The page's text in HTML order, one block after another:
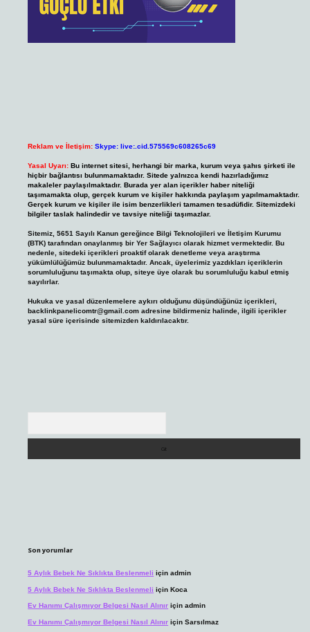
Reklam ve İletişim: Skype: live:.cid.575569c608265c69
Yasal Uyarı: Bu internet sitesi, herhangi bir marka, kurum veya şahıs şirketi ile
hiçbir bağlantısı bulunmamaktadır. Sitede yalnızca kendi hazırladığımız
makaleler paylaşılmaktadır. Burada yer alan içerikler haber niteliği
taşımamakta olup, gerçek kurum ve kişiler hakkında paylaşım yapılmamaktadır.
Gerçek kurum ve kişiler ile isim benzerlikleri tamamen tesadüfidir. Sitemizdeki
bilgiler taslak halindedir ve tavsiye niteliği taşımazlar.
Sitemiz, 5651 Sayılı Kanun gereğince Bilgi Teknolojileri ve İletişim Kurumu
(BTK) tarafından onaylanmış bir Yer Sağlayıcı olarak hizmet vermektedir. Bu
nedenle, sitedeki içerikleri proaktif olarak denetleme veya araştırma
yükümlülüğümüz bulunmamaktadır. Ancak, üyelerimiz yazdıkları içeriklerin
sorumluluğunu taşımakta olup, siteye üye olarak bu sorumluluğu kabul etmiş
sayılırlar.
Hukuka ve yasal düzenlemelere aykırı olduğunu düşündüğünüz içerikleri,
backlinkpanelicomtr@gmail.com adresine bildirmeniz halinde, ilgili içerikler
yasal süre içerisinde sitemizden kaldırılacaktır.
Son yorumlar
5 Aylık Bebek Ne Sıklıkta Beslenmeli içinadmin
5 Aylık Bebek Ne Sıklıkta Beslenmeli içinKoca
Ev Hanımı Çalışmıyor Belgesi Nasıl Alınır içinadmin
Ev Hanımı Çalışmıyor Belgesi Nasıl Alınır içinSarsılmaz